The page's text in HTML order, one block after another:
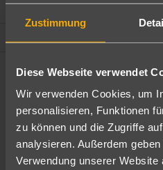
Zustimmung
Diese Webseite verwendet
Wir verwenden Cookies, um
personalisieren, Funktionen
zu können und die Zugriffe
analysieren. Außerdem
Verwendung unserer
Bewertungen
Ändere die Kriterien nach deinen
Pauschal